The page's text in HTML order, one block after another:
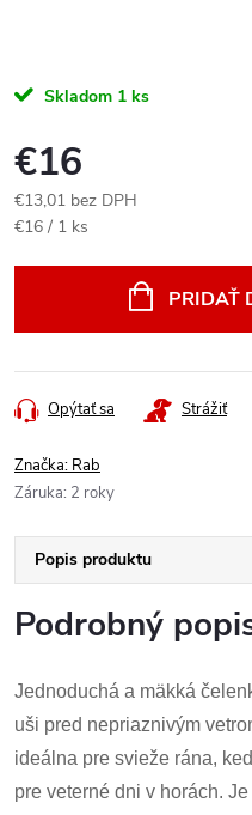
Skladom 1 ks
€16
€13,01 bez DPH
Jednotková
€16 / 1 ks
PRIDAŤ
Opýtať sa Strážiť
Značka: Rab
Záruka: 2 roky
Popis produktu
Podrobný
Jednoduchá a mäkká
uši pred nepriaznivým
ideálna pre svieže rána,
pre veterné dni v horách.